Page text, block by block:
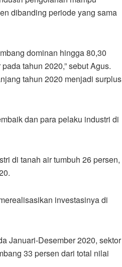
dibanding periode yang sama
dominan hingga 80,30
tahun 2020,” sebut Agus.
tahun 2020 menjadi surplus
dan para pelaku industri di
di tanah air tumbuh 26 persen,
investasinya di
Januari-Desember 2020, sektor
33 persen dari total nilai